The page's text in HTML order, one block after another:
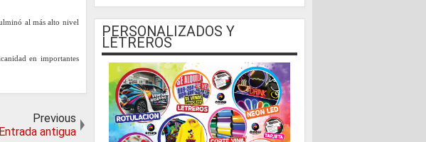
al más alto nivel
en importantes
Previous
antigua
PERSONALIZADOS Y
LETREROS